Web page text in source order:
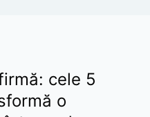
cele 5
o